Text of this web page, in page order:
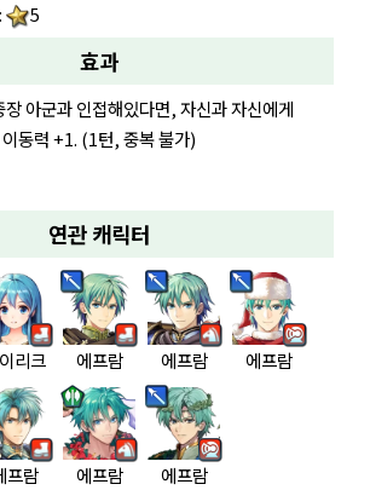
5
효과
장 아군과 인접해있다면, 자신과 자신에게
동력 +1. (1턴, 중복 불가)
연관 캐릭터
리크 에프람 에프람 에프람
프람 에프람 에프람